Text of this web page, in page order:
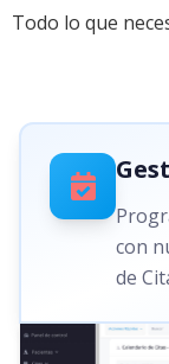
Todo lo que
con
de